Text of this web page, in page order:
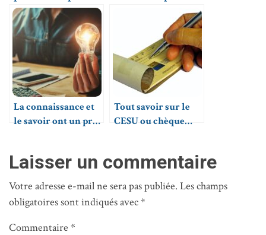
adultes ?
l’intelligence
artificielle ?
La connaissance et
le savoir ont un prix
Tout savoir sur le
CESU ou chèque
préfinancé
Laisser un commentaire
Votre adresse e-mail ne sera pas publiée. Les champs
obligatoires sont indiqués avec*
Commentaire *